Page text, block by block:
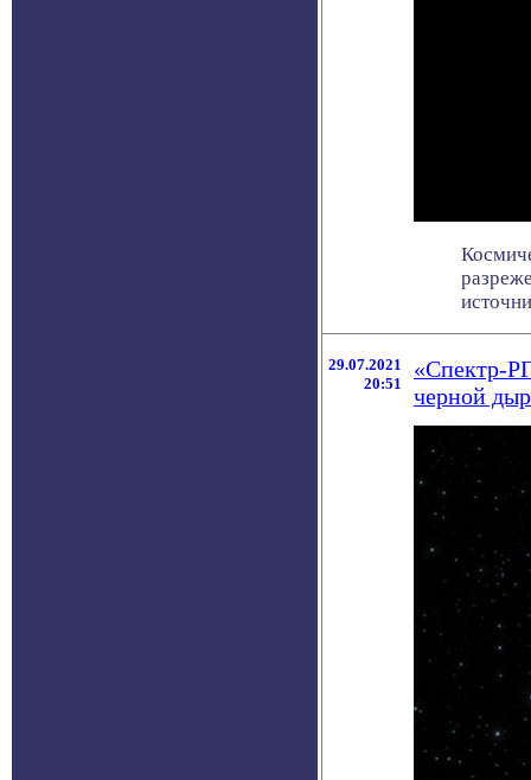
29.07.2021
20:51
«Спектр-
черной